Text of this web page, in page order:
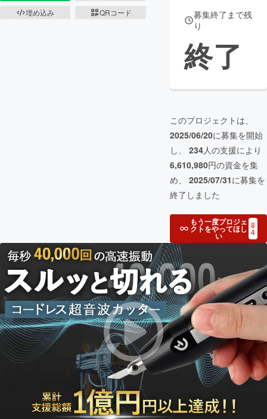
埋め込み
QRコード
募集終了まで残
り
終了
このプロジェクトは、
2025/06/20に募集を開始
し、 234人の支援により
6,610,980円の資金を集
め、 2025/07/31に募集を
終了しました
もう一度プロジェ
クトをやってほし
い
8
4